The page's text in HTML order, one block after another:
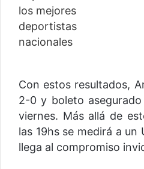
Con estos resultados,
2-0 y boleto
viernes. Más allá de
las 19hs se medirá a un
llega al compromiso